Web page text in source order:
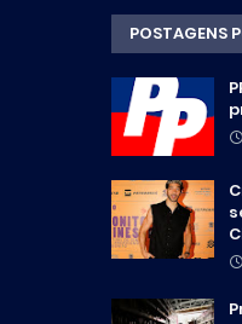
POSTAGENS